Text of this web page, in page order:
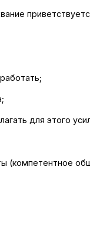
для этого
(компетентное